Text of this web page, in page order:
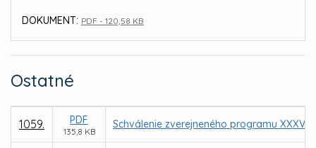
DOKUMENT: PDF - 120,58 KB
Ostatné
1059. PDF
135,8 KB
Schválenie zverejneného programu XXXV.